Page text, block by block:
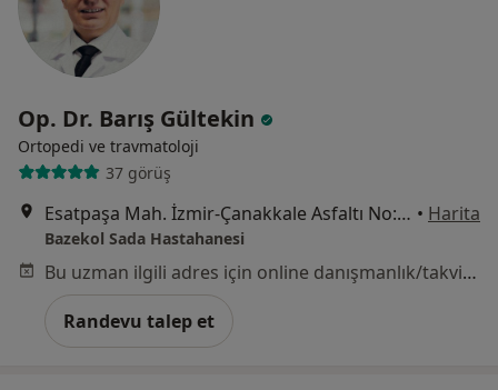
Op. Dr. Barış Gültekin
Ortopedi ve travmatoloji
37 görüş
Esatpaşa Mah. İzmir-Çanakkale Asfaltı No:2/1 Menemen, İzmir • Harita
Bazekol Sada Hastahanesi
Bu uzman ilgili adres için online danışmanlık/takvim sunmuyor.
Randevu talep et